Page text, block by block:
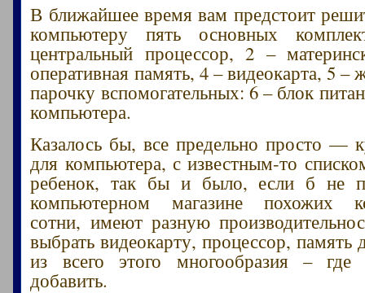
В ближайшее время вам предстоит
компьютеру пять основных
центральный процессор, 2 –
оперативная память, 4 – видеокарта, 5 –
парочку вспомогательных: 6 – блок
компьютера.
Казалось бы, все предельно просто —
для компьютера, с известным-то
ребенок, так бы и было, если б не
компьютерном магазине похожих
сотни, имеют разную
выбрать видеокарту, процессор, память
из всего этого многообразия –
добавить.